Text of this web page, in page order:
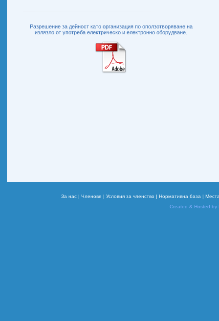
Разрешение за дейност като организация по оползотворяване на
излязло от употреба електрическо и електронно оборудване.
За нас | Членове | Условия за членство | Нормативна база |
Created & Hosted by